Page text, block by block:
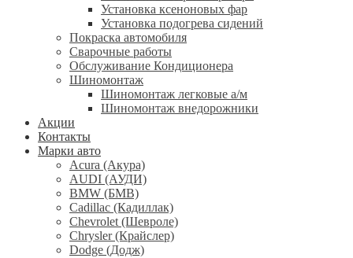
Установка ксеноновых фар
Установка подогрева сидений
Покраска автомобиля
Сварочные работы
Обслуживание Кондиционера
Шиномонтаж
Шиномонтаж легковые а/м
Шиномонтаж внедорожники
Акции
Контакты
Марки авто
Acura (Акура)
AUDI (АУДИ)
BMW (БМВ)
Cadillac (Кадиллак)
Chevrolet (Шевроле)
Chrysler (Крайслер)
Dodge (Додж)